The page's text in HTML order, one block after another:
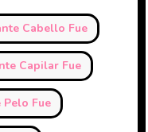
Cabello Fue
Capilar Fue
Fue